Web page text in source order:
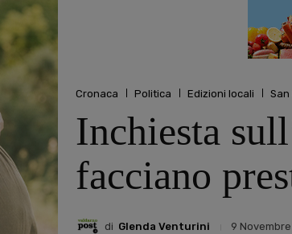
Cronaca Politica Edizioni locali San
Inchiesta
facciano
di Glenda Venturini 9 Novembre